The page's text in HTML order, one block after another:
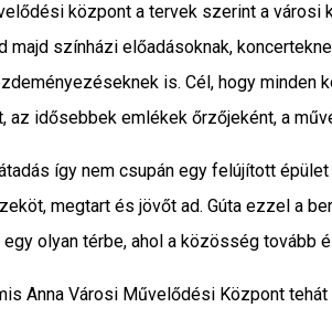
központ a tervek szerint a
majd színházi előadásoknak,
is. Cél, hogy minden
az idősebbek emlékek őrzőjeként, a
így nem csupán egy felújított
megtart és jövőt ad. Gúta ezzel a
olyan térbe, ahol a közösség tovább
Anna Városi Művelődési Központ